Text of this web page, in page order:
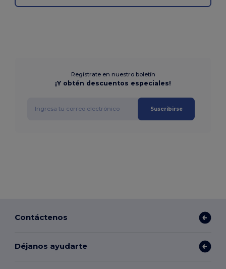
Regístrate en nuestro boletín
¡Y obtén descuentos especiales!
Suscribirse
Contáctenos
Déjanos ayudarte